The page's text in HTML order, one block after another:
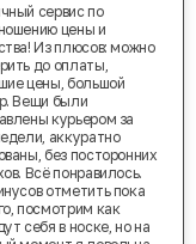
сервис по
цены и
Из плюсов: можно
до оплаты,
цены, большой
Вещи были
курьером за
аккуратно
без посторонних
Всё понравилось.
отметить пока
посмотрим как
себя в носке, но на